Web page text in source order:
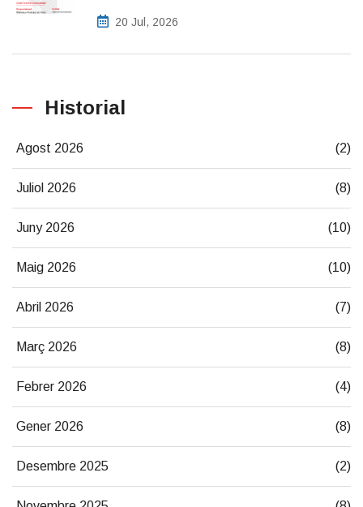
20 Jul, 2026
Historial
Agost 2026 (2)
Juliol 2026 (8)
Juny 2026 (10)
Maig 2026 (10)
Abril 2026 (7)
Març 2026 (8)
Febrer 2026 (4)
Gener 2026 (8)
Desembre 2025 (2)